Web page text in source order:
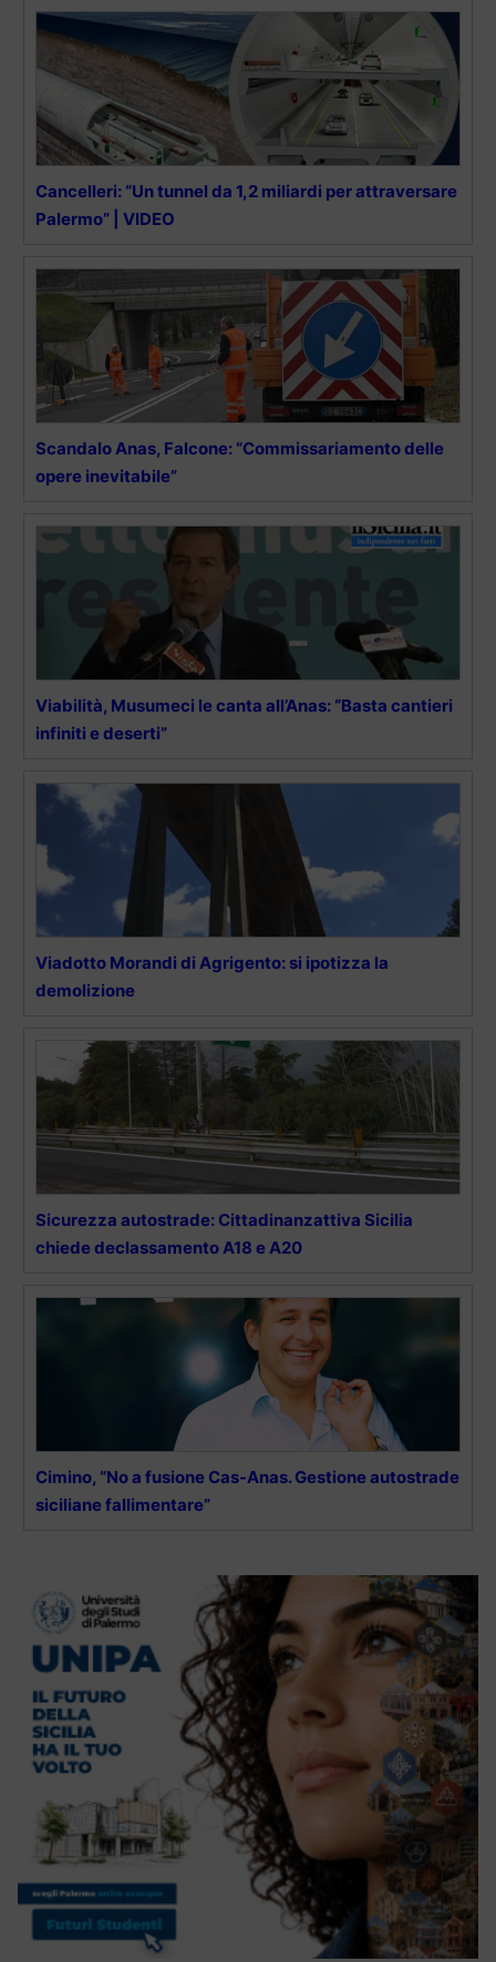
Cancelleri: “Un tunnel da 1,2 miliardi per attraversare
Palermo” | VIDEO
Scandalo Anas, Falcone: “Commissariamento delle
opere inevitabile”
Viabilità, Musumeci le canta all’Anas: “Basta cantieri
infiniti e deserti”
Viadotto Morandi di Agrigento: si ipotizza la
demolizione
Sicurezza autostrade: Cittadinanzattiva Sicilia
chiede declassamento A18 e A20
Cimino, “No a fusione Cas-Anas. Gestione autostrade
siciliane fallimentare”